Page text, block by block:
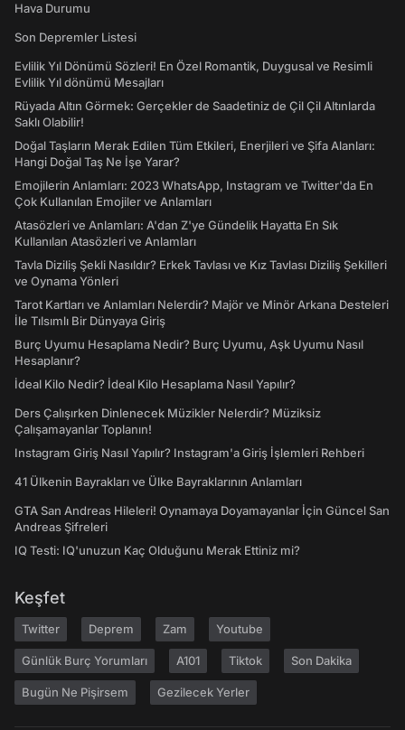
Hava Durumu
Son Depremler Listesi
Evlilik Yıl Dönümü Sözleri! En Özel Romantik, Duygusal ve Resimli
Evlilik Yıl dönümü Mesajları
Rüyada Altın Görmek: Gerçekler de Saadetiniz de Çil Çil Altınlarda
Saklı Olabilir!
Doğal Taşların Merak Edilen Tüm Etkileri, Enerjileri ve Şifa Alanları:
Hangi Doğal Taş Ne İşe Yarar?
Emojilerin Anlamları: 2023 WhatsApp, Instagram ve Twitter'da En
Çok Kullanılan Emojiler ve Anlamları
Atasözleri ve Anlamları: A'dan Z'ye Gündelik Hayatta En Sık
Kullanılan Atasözleri ve Anlamları
Tavla Diziliş Şekli Nasıldır? Erkek Tavlası ve Kız Tavlası Diziliş Şekilleri
ve Oynama Yönleri
Tarot Kartları ve Anlamları Nelerdir? Majör ve Minör Arkana Desteleri
İle Tılsımlı Bir Dünyaya Giriş
Burç Uyumu Hesaplama Nedir? Burç Uyumu, Aşk Uyumu Nasıl
Hesaplanır?
İdeal Kilo Nedir? İdeal Kilo Hesaplama Nasıl Yapılır?
Ders Çalışırken Dinlenecek Müzikler Nelerdir? Müziksiz
Çalışamayanlar Toplanın!
Instagram Giriş Nasıl Yapılır? Instagram'a Giriş İşlemleri Rehberi
41 Ülkenin Bayrakları ve Ülke Bayraklarının Anlamları
GTA San Andreas Hileleri! Oynamaya Doyamayanlar İçin Güncel San
Andreas Şifreleri
IQ Testi: IQ'unuzun Kaç Olduğunu Merak Ettiniz mi?
Keşfet
Twitter Deprem Zam Youtube
Günlük Burç Yorumları A101 Tiktok Son Dakika
Bugün Ne Pişirsem Gezilecek Yerler